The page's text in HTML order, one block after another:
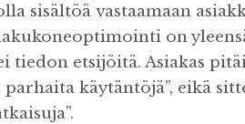
sisältöä vastaamaan
on
tiedon etsijöitä. Asiakas
käytäntöjä”, eikä